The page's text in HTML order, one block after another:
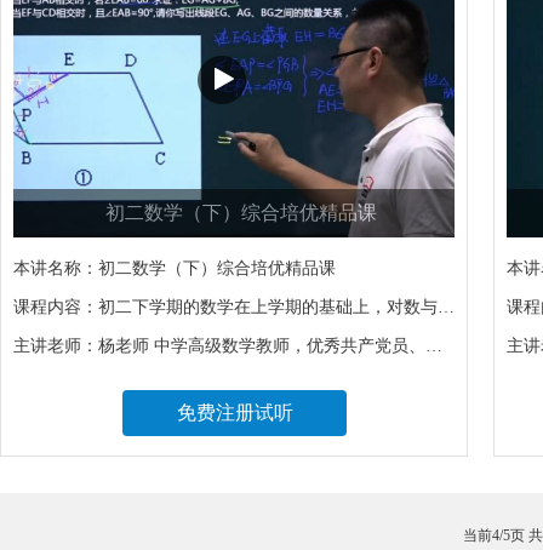
初二数学（下）综合培优精品课
本讲名称： 初二数学（下）综合培优精品课
课程内容： 初二下学期的数学在上学期的基础上，对数与代数、空间与图形、统计与概率等三大领域知识有了进一步的拓展与深入，要求学生能更好地掌握知识之间的内在联系，学习的难度会随之增加。
主讲老师： 杨老师 中学高级数学教师，优秀共产党员、区骨干教师，优秀班主任，区优秀青年教师
免费注册试听
本
课
主
当前4/5页